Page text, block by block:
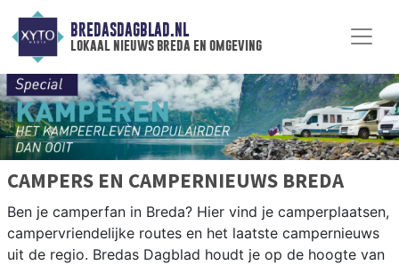
BREDASDAGBLAD.NL
lokaal nieuws breda en omgeving
CAMPERS EN CAMPERNIEUWS BREDA
Ben je camperfan in Breda? Hier vind je camperplaatsen,
campervriendelijke routes en het laatste campernieuws
uit de regio. Bredas Dagblad houdt je op de hoogte van